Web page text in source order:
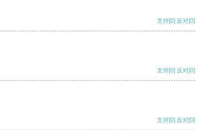
支持[0] 反对[0]
支持[0] 反对[0]
支持[0] 反对[0]